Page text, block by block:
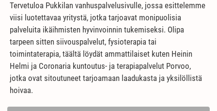
Tervetuloa Pukkilan vanhuspalvelusivulle, jossa esittelemme
viisi luotettavaa yritystä, jotka tarjoavat monipuolisia
palveluita ikäihmisten hyvinvoinnin tukemiseksi. Olipa
tarpeen sitten siivouspalvelut, fysioterapia tai
toimintaterapia, täältä löydät ammattilaiset kuten Heinin
Helmi ja Coronaria kuntoutus- ja terapiapalvelut Porvoo,
jotka ovat sitoutuneet tarjoamaan laadukasta ja yksilöllistä
hoivaa.